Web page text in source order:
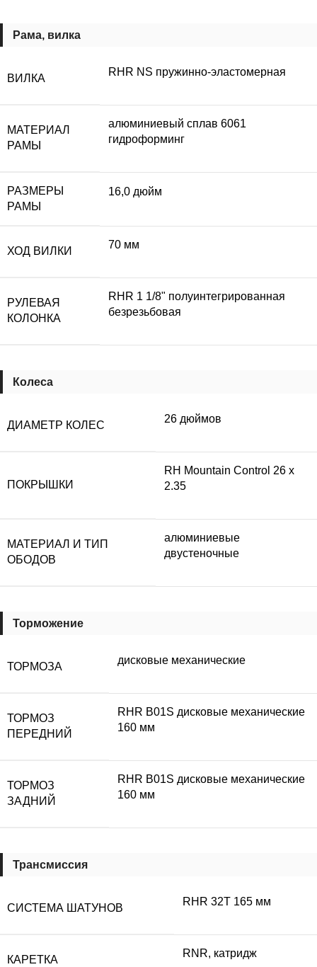
Рама, вилка
ВИЛКА
RHR NS пружинно-эластомерная
МАТЕРИАЛ
РАМЫ
алюминиевый сплав 6061
гидроформинг
РАЗМЕРЫ
РАМЫ
16,0 дюйм
ХОД ВИЛКИ
70 мм
РУЛЕВАЯ
КОЛОНКА
RHR 1 1/8" полуинтегрированная
безрезьбовая
Колеса
ДИАМЕТР КОЛЕС
26 дюймов
ПОКРЫШКИ
RH Mountain Control 26 х
2.35
МАТЕРИАЛ И ТИП
ОБОДОВ
алюминиевые
двустеночные
Торможение
ТОРМОЗА
дисковые механические
ТОРМОЗ
ПЕРЕДНИЙ
RHR B01S дисковые механические
160 мм
ТОРМОЗ
ЗАДНИЙ
RHR B01S дисковые механические
160 мм
Трансмиссия
СИСТЕМА ШАТУНОВ
RHR 32T 165 мм
КАРЕТКА
RNR, катридж